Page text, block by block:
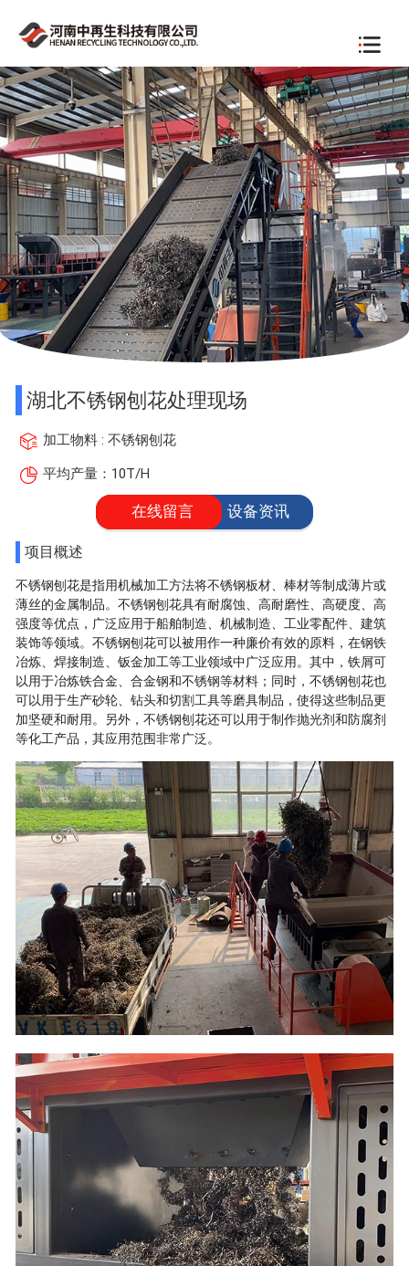
湖北不锈钢刨花处理现场
加工物料 : 不锈钢刨花
平均产量：10T/H
设备资讯
在线留言
项目概述
不锈钢刨花是指用机械加工方法将不锈钢板材、棒材等制成薄片或
薄丝的金属制品。不锈钢刨花具有耐腐蚀、高耐磨性、高硬度、高
强度等优点，广泛应用于船舶制造、机械制造、工业零配件、建筑
装饰等领域。不锈钢刨花可以被用作一种廉价有效的原料，在钢铁
冶炼、焊接制造、钣金加工等工业领域中广泛应用。其中，铁屑可
以用于冶炼铁合金、合金钢和不锈钢等材料；同时，不锈钢刨花也
可以用于生产砂轮、钻头和切割工具等磨具制品，使得这些制品更
加坚硬和耐用。另外，不锈钢刨花还可以用于制作抛光剂和防腐剂
等化工产品，其应用范围非常广泛。